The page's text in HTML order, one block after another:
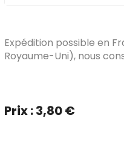
Expédition possible en
Royaume-Uni), nous
Prix : 3,80 €